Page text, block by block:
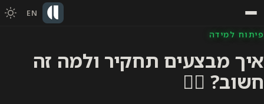
EN
פיתוח למידה
איך מבצעים תחקיר ולמה זה
חשוב? 🕵️‍♀️